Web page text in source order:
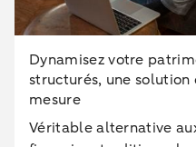
Dynamisez votre
structurés, une solution
mesure
Véritable alternative